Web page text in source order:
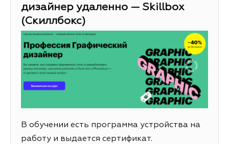
дизайнер удаленно — Skillbox
(Скиллбокс)
В обучении есть программа устройства на
работу и выдается сертификат.